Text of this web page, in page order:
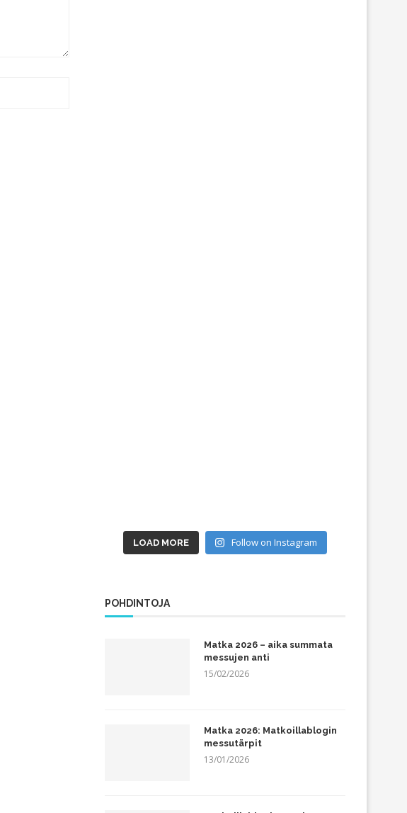
LOAD MORE Follow on Instagram
POHDINTOJA
Matka 2026 – aika summata
messujen anti
15/02/2026
Matka 2026: Matkoillablogin
messutärpit
13/01/2026